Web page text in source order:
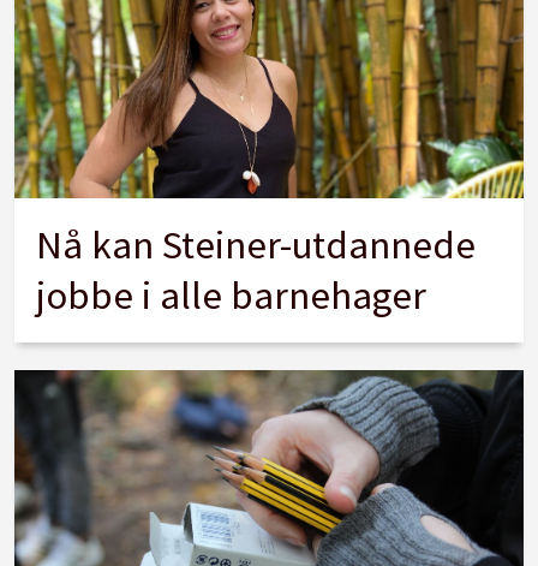
Nå kan Steiner-utdannede
jobbe i alle barnehager